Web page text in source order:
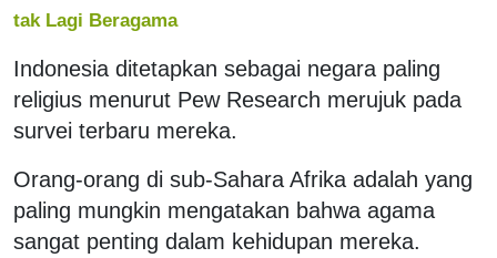
tak Lagi Beragama
Indonesia ditetapkan sebagai negara paling
religius menurut Pew Research merujuk pada
survei terbaru mereka.
Orang-orang di sub-Sahara Afrika adalah yang
paling mungkin mengatakan bahwa agama
sangat penting dalam kehidupan mereka.